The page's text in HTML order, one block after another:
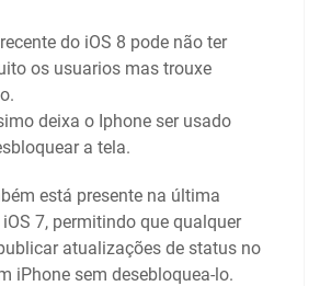
do iOS 8 pode não ter
os usuarios mas trouxe
deixa o Iphone ser usado
a tela.
está presente na última
7, permitindo que qualquer
atualizações de status no
iPhone sem desebloquea-lo.